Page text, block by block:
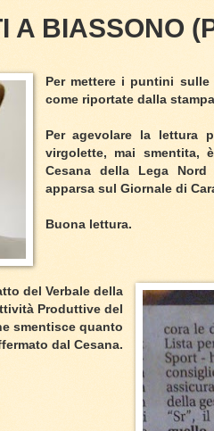
A BIASSONO
Per mettere i puntini
come riportate dalla
Per agevolare la lettura
virgolette, mai smentita,
Cesana della Lega Nord
apparsa sul Giornale di
Buona lettura.
del Verbale della
Produttive del
smentisce quanto
dal Cesana.